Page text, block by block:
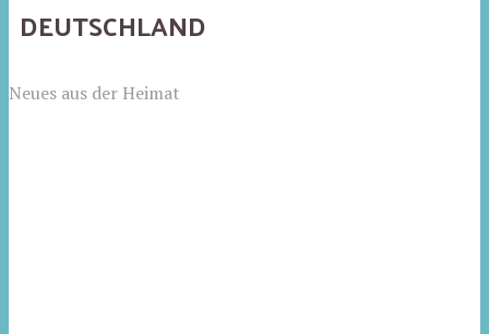
DEUTSCHLAND
Neues aus der Heimat